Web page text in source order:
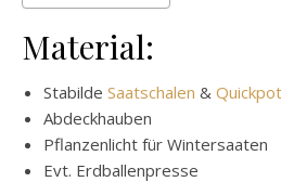
Material:
Stabilde Saatschalen &
Abdeckhauben
Pflanzenlicht für Wintersaaten
Evt. Erdballenpresse